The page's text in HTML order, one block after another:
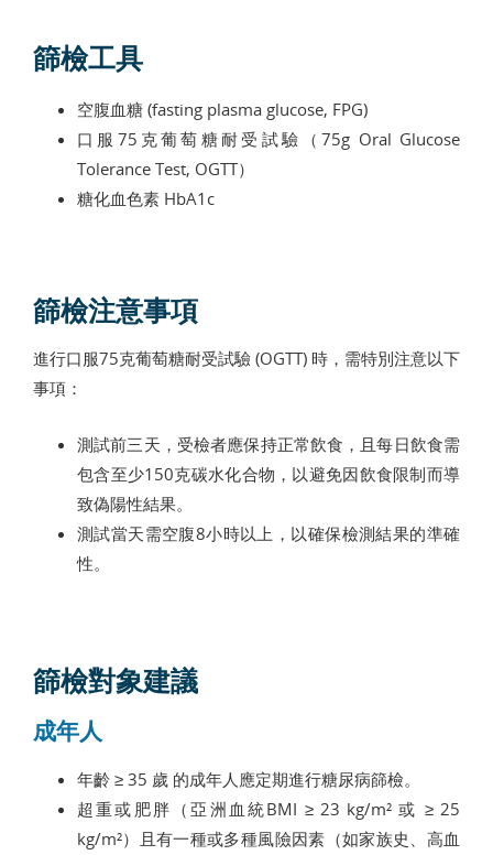
篩檢工具
空腹血糖 (fasting plasma glucose, FPG)
口服75克葡萄糖耐受試驗（75g Oral Glucose
Tolerance Test, OGTT）
糖化血色素 HbA1c
篩檢注意事項
進行口服75克葡萄糖耐受試驗 (OGTT) 時，需特別注意以下
事項：
測試前三天，受檢者應保持正常飲食，且每日飲食需
包含至少150克碳水化合物，以避免因飲食限制而導
致偽陽性結果。
測試當天需空腹8小時以上，以確保檢測結果的準確
性。
篩檢對象建議
成年人
年齡 ≥ 35 歲 的成年人應定期進行糖尿病篩檢。
超重或肥胖（亞洲血統BMI ≥ 23 kg/m² 或 ≥ 25
kg/m²）且有一種或多種風險因素（如家族史、高血